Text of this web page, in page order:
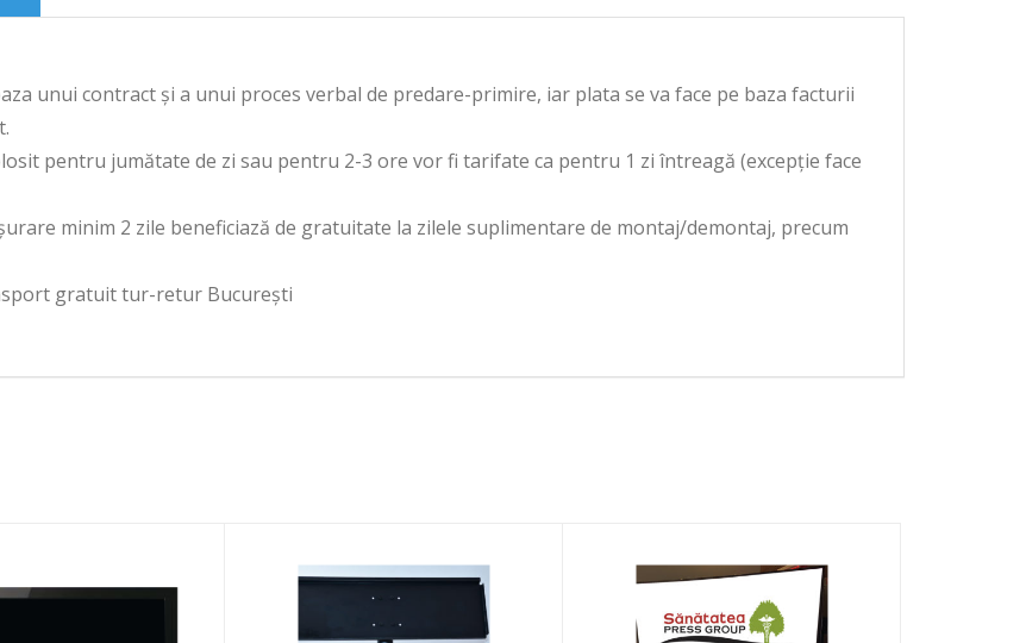
unui contract și a unui proces verbal de predare-primire, iar plata se va face pe baza facturii
pentru jumătate de zi sau pentru 2-3 ore vor fi tarifate ca pentru 1 zi întreagă (excepție face
minim 2 zile beneficiază de gratuitate la zilele suplimentare de montaj/demontaj, precum
gratuit tur-retur București